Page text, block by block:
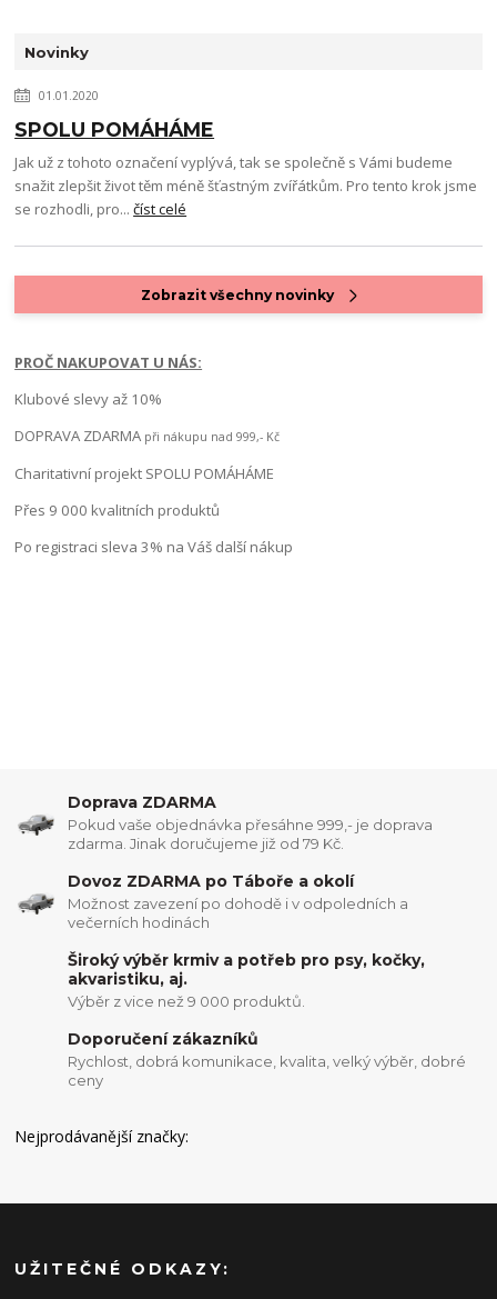
Novinky
01.01.2020
SPOLU POMÁHÁME
Jak už z tohoto označení vyplývá, tak se společně s Vámi budeme
snažit zlepšit život těm méně šťastným zvířátkům. Pro tento krok jsme
se rozhodli, pro...číst celé
Zobrazit všechny novinky
PROČ NAKUPOVAT U NÁS:
Klubové slevy až 10%
DOPRAVA ZDARMA při nákupu nad 999,- Kč
Charitativní projekt SPOLU POMÁHÁME
Přes 9 000 kvalitních produktů
Po registraci sleva 3% na Váš další nákup
Doprava ZDARMA
Pokud vaše objednávka přesáhne 999,- je doprava
zdarma. Jinak doručujeme již od 79 Kč.
Dovoz ZDARMA po Táboře a okolí
Možnost zavezení po dohodě i v odpoledních a
večerních hodinách
Široký výběr krmiv a potřeb pro psy, kočky,
akvaristiku, aj.
Výběr z vice než 9 000 produktů.
Doporučení zákazníků
Rychlost, dobrá komunikace, kvalita, velký výběr, dobré
ceny
Nejprodávanější značky:
UŽITEČNÉ ODKAZY: